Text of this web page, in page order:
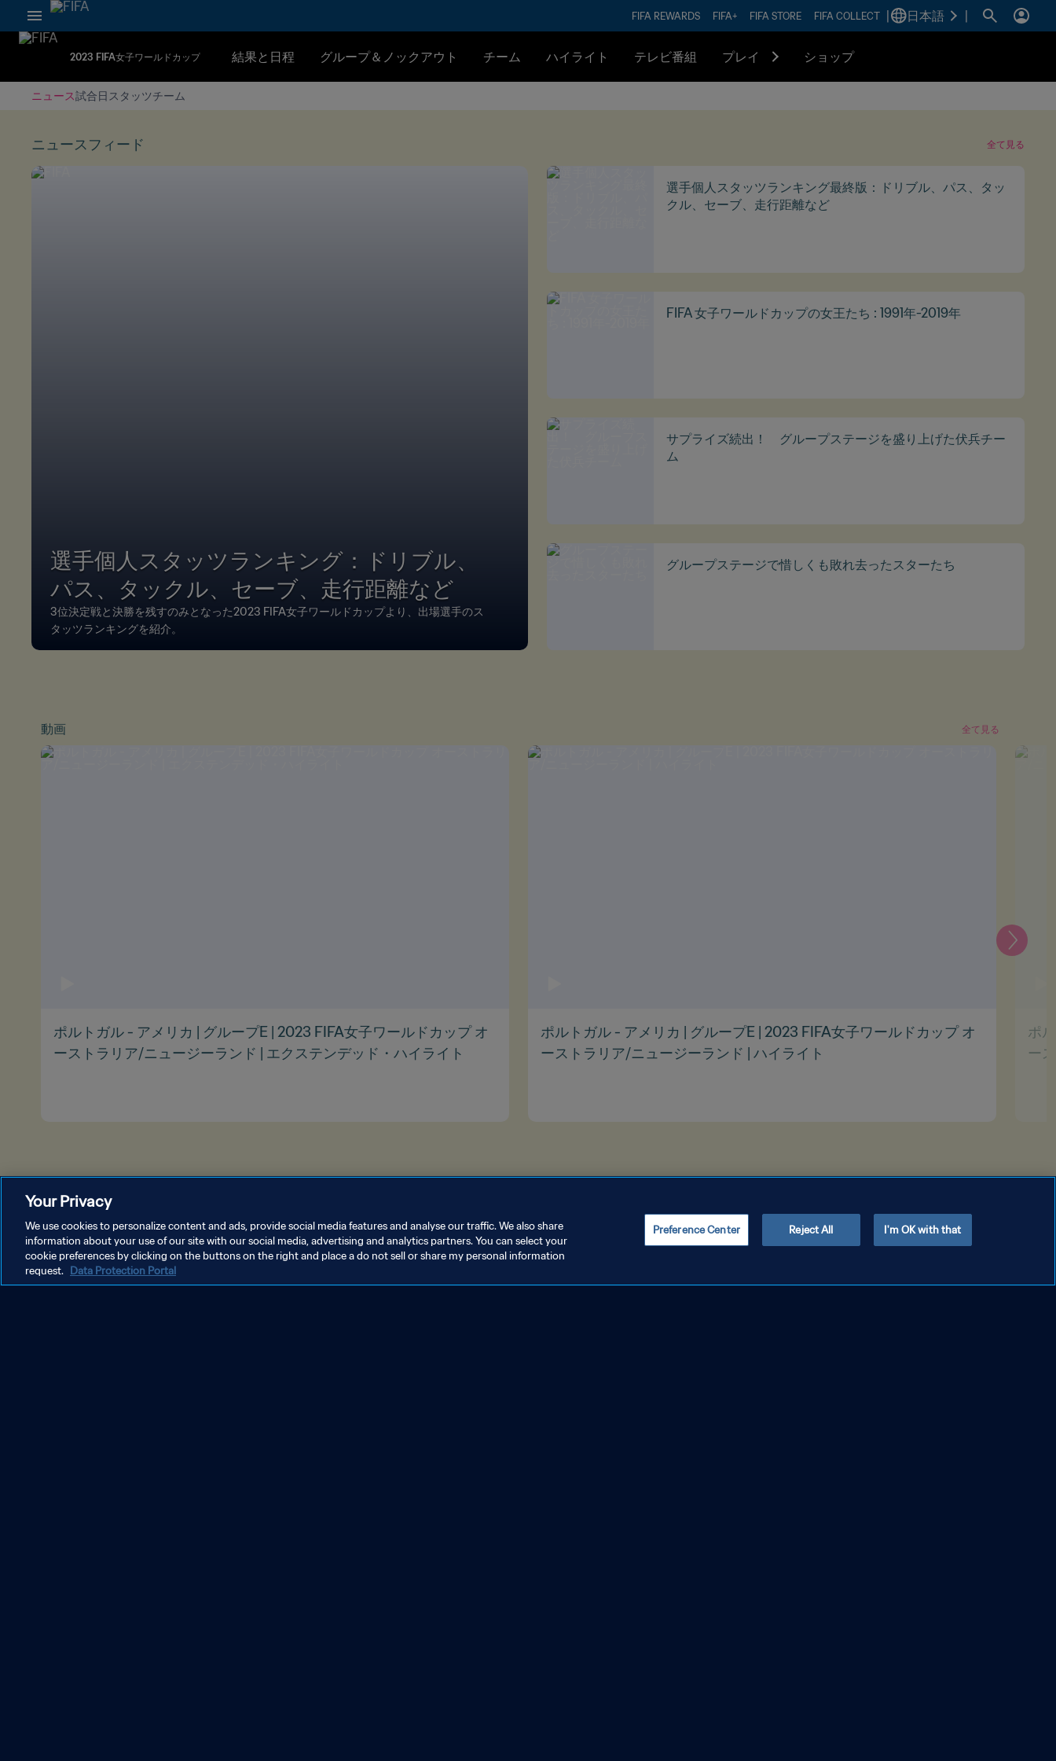
FIFA REWARDS FIFA+ FIFA STORE FIFA COLLECT 日本語
2023 FIFA女子ワールドカップ 結果と日程 グループ＆ノックアウト チーム ハイライト テレビ番組 プレイ ショップ
ニュース試合日スタッツチーム
ニュースフィード 全て見る
選手個人スタッツランキング：ドリブル、
パス、タックル、セーブ、走行距離など
3位決定戦と決勝を残すのみとなった2023 FIFA女子ワールドカップより、出場選手のス
タッツランキングを紹介。
選手個人スタッツランキング最終版：ドリブル、パス、タッ
クル、セーブ、走行距離など
FIFA 女子ワールドカップの女王たち : 1991年-2019年
サプライズ続出！ グループステージを盛り上げた伏兵チー
ム
グループステージで惜しくも敗れ去ったスターたち
動画 全て見る
ポルトガル - アメリカ | グループE | 2023 FIFA女子ワールドカップ オ
ーストラリア/ニュージーランド | エクステンデッド・ハイライト
ポルトガル - アメリカ | グループE | 2023 FIFA女子ワールドカップ オ
ーストラリア/ニュージーランド | ハイライト
ポ
ー
次
Your Privacy
We use cookies to personalize content and ads, provide social media features and analyse our traffic. We also share
information about your use of our site with our social media, advertising and analytics partners. You can select your
cookie preferences by clicking on the buttons on the right and place a do not sell or share my personal information
request. Data Protection Portal
Preference Center Reject All I'm OK with that